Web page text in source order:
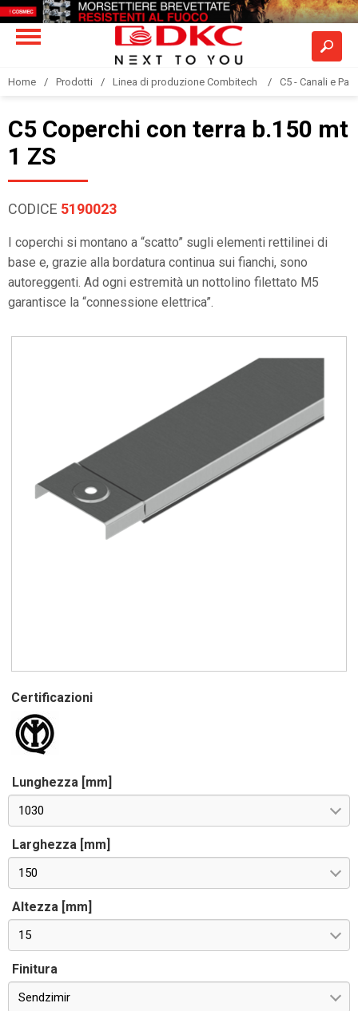
Home Prodotti Linea di produzione Combitech C5 - Canali e
C5 Coperchi con terra b.150 mt
1 ZS
CODICE 5190023
I coperchi si montano a “scatto” sugli elementi rettilinei di
base e, grazie alla bordatura continua sui fianchi, sono
autoreggenti. Ad ogni estremità un nottolino filettato M5
garantisce la “connessione elettrica”.
Certificazioni
Lunghezza [mm]
1030
Larghezza [mm]
150
Altezza [mm]
15
Finitura
Sendzimir